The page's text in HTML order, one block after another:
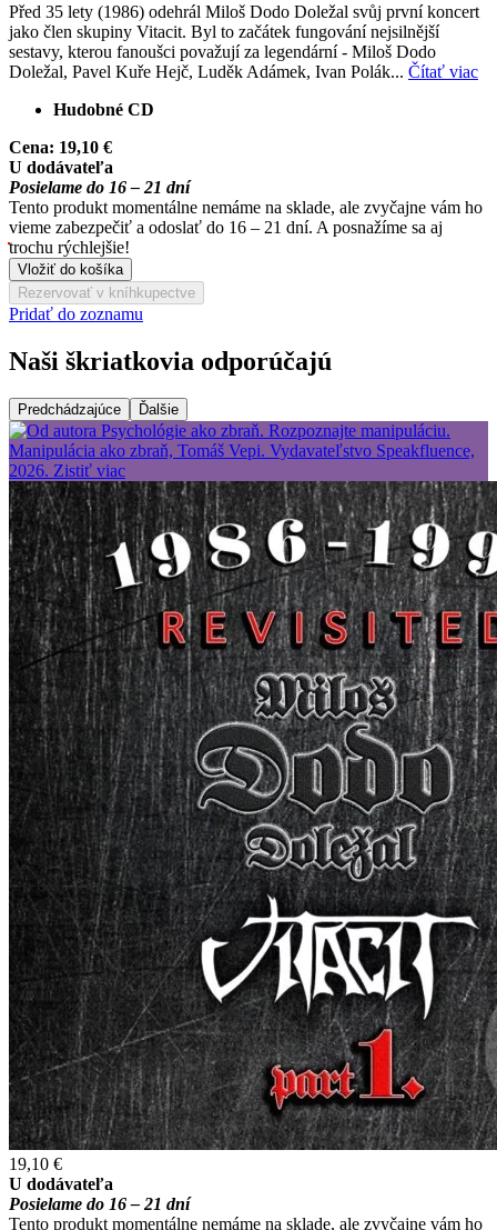
Před 35 lety (1986) odehrál Miloš Dodo Doležal svůj první koncert
jako člen skupiny Vitacit. Byl to začátek fungování nejsilnější
sestavy, kterou fanoušci považují za legendární - Miloš Dodo
Doležal, Pavel Kuře Hejč, Luděk Adámek, Ivan Polák... Čítať viac
Hudobné CD
Cena: 19,10 €
U dodávateľa
Posielame do 16 – 21 dní
Tento produkt momentálne nemáme na sklade, ale zvyčajne vám ho
vieme zabezpečiť a odoslať do 16 – 21 dní. A posnažíme sa aj
trochu rýchlejšie!
Vložiť do košíka
Rezervovať v kníhkupectve
Pridať do zoznamu
Naši škriatkovia odporúčajú
Predchádzajúce Ďalšie
19,10 €
U dodávateľa
Posielame do 16 – 21 dní
Tento produkt momentálne nemáme na sklade, ale zvyčajne vám ho